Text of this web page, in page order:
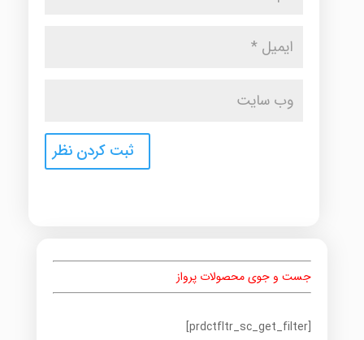
جست و جوی محصولات پرواز
[prdctfltr_sc_get_filter]